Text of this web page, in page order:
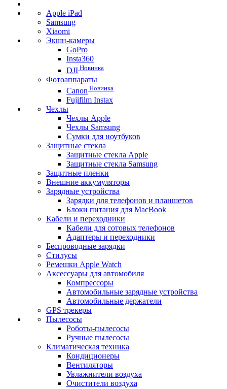
Apple iPad
Samsung
Xiaomi
Экшн-камеры
GoPro
Insta360
DJI Новинка
Фотоаппараты
Canon Новинка
Fujifilm Instax
Чехлы
Чехлы Apple
Чехлы Samsung
Сумки для ноутбуков
Защитные стекла
Защитные стекла Apple
Защитные стекла Samsung
Защитные пленки
Внешние аккумуляторы
Зарядные устройства
Зарядки для телефонов и планшетов
Блоки питания для MacBook
Кабели и переходники
Кабели для сотовых телефонов
Адаптеры и переходники
Беспроводные зарядки
Стилусы
Ремешки Apple Watch
Аксессуары для автомобиля
Компрессоры
Автомобильные зарядные устройства
Автомобильные держатели
GPS трекеры
Пылесосы
Роботы-пылесосы
Ручные пылесосы
Климатическая техника
Кондиционеры
Вентиляторы
Увлажнители воздуха
Очистители воздуха